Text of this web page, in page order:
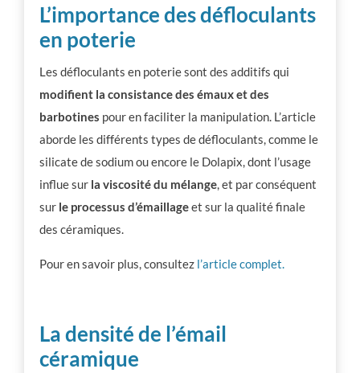
L’importance des défloculants
en poterie
Les défloculants en poterie sont des additifs qui
modifient la consistance des émaux et des
barbotines pour en faciliter la manipulation. L’article
aborde les différents types de défloculants, comme le
silicate de sodium ou encore le Dolapix, dont l’usage
influe sur la viscosité du mélange, et par conséquent
sur le processus d’émaillageet sur la qualité finale
des céramiques.
Pour en savoir plus, consultez l’article complet.
La densité de l’émail
céramique